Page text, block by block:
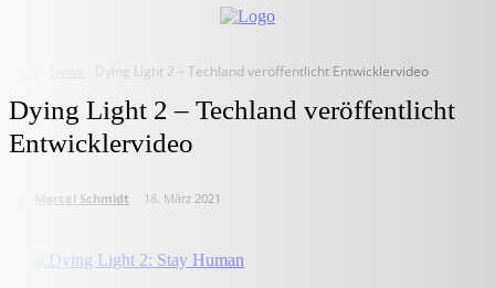
Dying Light 2 – Techland veröffentlicht Entwicklervideo
Dying Light 2 – Techland veröffentlicht
Entwicklervideo
Marcel Schmidt 18. März 2021